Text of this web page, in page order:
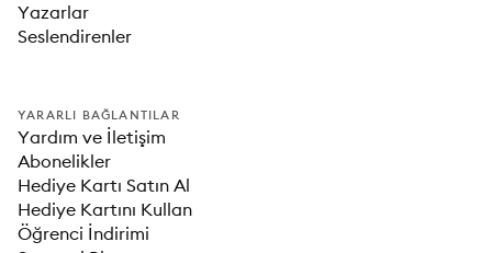
Yazarlar
Seslendirenler
YARARLI BAĞLANTILAR
Yardım ve İletişim
Abonelikler
Hediye Kartı Satın Al
Hediye Kartını Kullan
Öğrenci İndirimi